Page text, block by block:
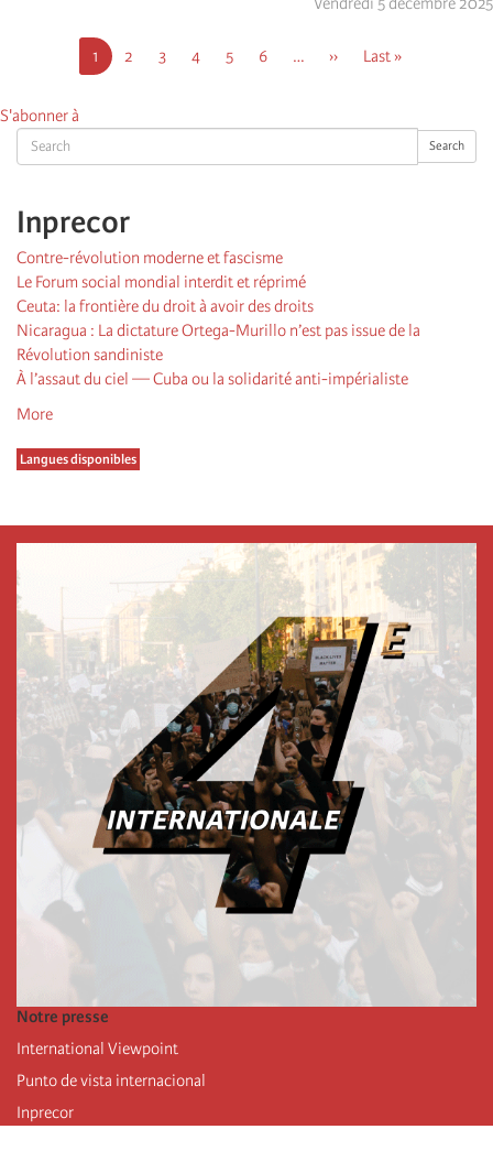
Search Search
Inprecor
Contre-révolution moderne et fascisme
Le Forum social mondial interdit et réprimé
Ceuta: la frontière du droit à avoir des droits
Nicaragua : La dictature Ortega-Murillo n’est pas issue de la
Révolution sandiniste
À l’assaut du ciel — Cuba ou la solidarité anti-impérialiste
More
Langues disponibles
Page
courante
1 Page
2 Page
3 Page
4 Page
5 Page
6 …
Page
››
Dernière
Last »
S'abonner à
Notre presse
International Viewpoint
Punto de vista internacional
Inprecor